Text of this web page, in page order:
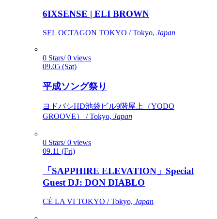
6IXSENSE | ELI BROWN
SEL OCTAGON TOKYO / Tokyo, Japan
0 Stars/ 0 views
09.05 (Sat)
平成ソング祭り
ヨドバシHD池袋ビル9階屋上（YODO
GROOVE） / Tokyo, Japan
0 Stars/ 0 views
09.11 (Fri)
「SAPPHIRE ELEVATION」Special
Guest DJ: DON DIABLO
CÉ LA VI TOKYO / Tokyo, Japan